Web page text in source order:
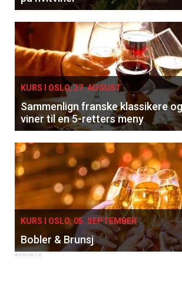
KURS I OSLO, 27. AUGUST
Sammenlign franske klassikere
viner til en 5-retters meny
KURS I OSLO, 05. SEPTEMBER
Bobler & Brunsj